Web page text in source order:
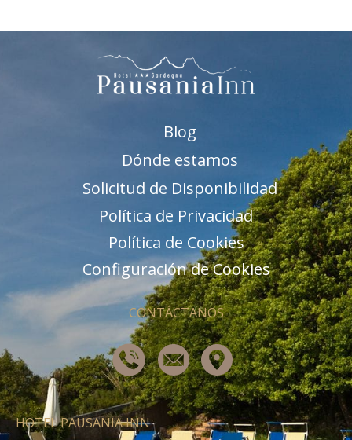
Blog
Dónde estamos
Solicitud de Disponibilidad
Política de Privacidad
Política de Cookies
Configuración de Cookies
CONTÁCTANOS
HOTEL PAUSANIA INN